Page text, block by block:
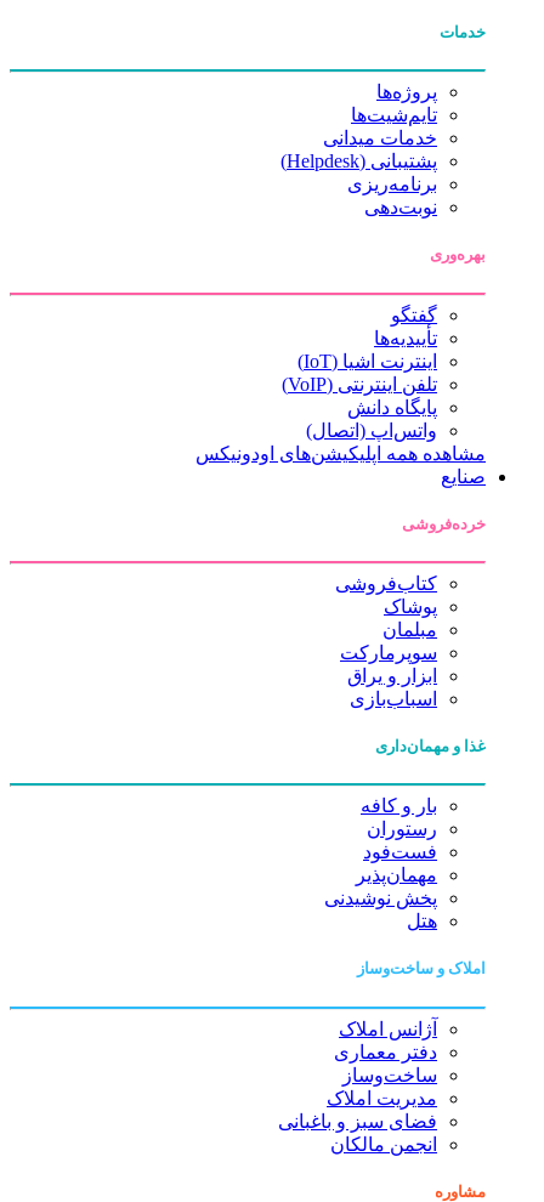
خدمات
پروژه‌ها
تایم‌شیت‌ها
خدمات میدانی
پشتیبانی (Helpdesk)
برنامه‌ریزی
نوبت‌دهی
بهره‌وری
گفتگو
تأییدیه‌ها
اینترنت اشیا (IoT)
تلفن اینترنتی (VoIP)
پایگاه دانش
واتس‌اپ (اتصال)
مشاهده همه اپلیکیشن‌های اودونیکس
صنایع
خرده‌فروشی
کتاب‌فروشی
پوشاک
مبلمان
سوپرمارکت
ابزار و یراق
اسباب‌بازی
غذا و مهمان‌داری
بار و کافه
رستوران
فست‌فود
مهمان‌پذیر
پخش نوشیدنی
هتل
املاک و ساخت‌وساز
آژانس املاک
دفتر معماری
ساخت‌وساز
مدیریت املاک
فضای سبز و باغبانی
انجمن مالکان
مشاوره